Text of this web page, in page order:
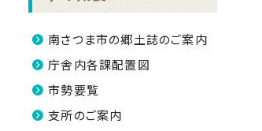
南さつま市の郷土誌のご案内
庁舎内各課配置図
市勢要覧
支所のご案内